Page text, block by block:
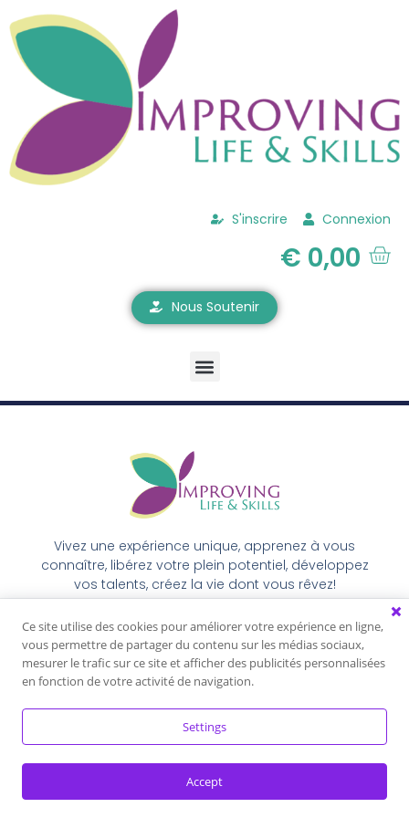
S'inscrire Connexion
€ 0,00
Nous Soutenir
Vivez une expérience unique, apprenez à vous
connaître, libérez votre plein potentiel, développez
vos talents, créez la vie dont vous rêvez!
Politique de confidentialité Conditions générales
Ce site utilise des cookies pour améliorer votre expérience en ligne,
vous permettre de partager du contenu sur les médias sociaux,
mesurer le trafic sur ce site et afficher des publicités personnalisées
en fonction de votre activité de navigation.
Settings
Accept